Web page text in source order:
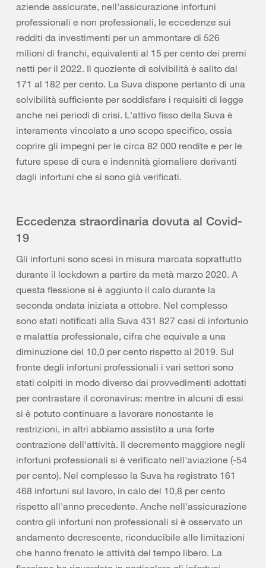
aziende assicurate, nell'assicurazione infortuni
professionali e non professionali, le eccedenze sui
redditi da investimenti per un ammontare di 526
milioni di franchi, equivalenti al 15 per cento dei premi
netti per il 2022. Il quoziente di solvibilità è salito dal
171 al 182 per cento. La Suva dispone pertanto di una
solvibilità sufficiente per soddisfare i requisiti di legge
anche nei periodi di crisi. L'attivo fisso della Suva è
interamente vincolato a uno scopo specifico, ossia
coprire gli impegni per le circa 82 000 rendite e per le
future spese di cura e indennità giornaliere derivanti
dagli infortuni che si sono già verificati.
Eccedenza straordinaria dovuta al Covid-
19
Gli infortuni sono scesi in misura marcata soprattutto
durante il lockdown a partire da metà marzo 2020. A
questa flessione si è aggiunto il calo durante la
seconda ondata iniziata a ottobre. Nel complesso
sono stati notificati alla Suva 431 827 casi di infortunio
e malattia professionale, cifra che equivale a una
diminuzione del 10,0 per cento rispetto al 2019. Sul
fronte degli infortuni professionali i vari settori sono
stati colpiti in modo diverso dai provvedimenti adottati
per contrastare il coronavirus: mentre in alcuni di essi
si è potuto continuare a lavorare nonostante le
restrizioni, in altri abbiamo assistito a una forte
contrazione dell'attività. Il decremento maggiore negli
infortuni professionali si è verificato nell'aviazione (-54
per cento). Nel complesso la Suva ha registrato 161
468 infortuni sul lavoro, in calo del 10,8 per cento
rispetto all'anno precedente. Anche nell'assicurazione
contro gli infortuni non professionali si è osservato un
andamento decrescente, riconducibile alle limitazioni
che hanno frenato le attività del tempo libero. La